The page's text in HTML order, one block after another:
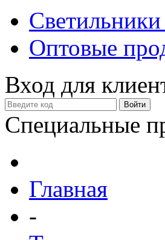
Светильники
Оптовые
Вход для
Специальные
Главная
-